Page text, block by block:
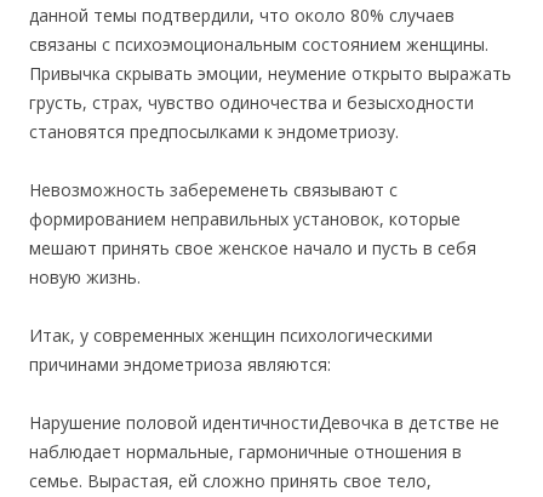
данной темы подтвердили, что около 80% случаев
связаны с психоэмоциональным состоянием женщины.
Привычка скрывать эмоции, неумение открыто выражать
грусть, страх, чувство одиночества и безысходности
становятся предпосылками к эндометриозу.
Невозможность забеременеть связывают с
формированием неправильных установок, которые
мешают принять свое женское начало и пусть в себя
новую жизнь.
Итак, у современных женщин психологическими
причинами эндометриоза являются:
Нарушение половой идентичностиДевочка в детстве не
наблюдает нормальные, гармоничные отношения в
семье. Вырастая, ей сложно принять свое тело,